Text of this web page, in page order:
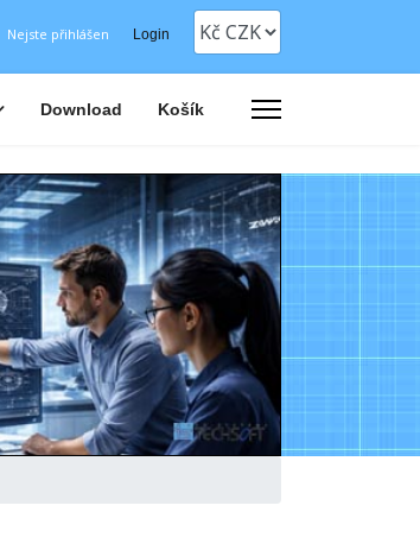
Nejste přihlášen Login
Download Košík